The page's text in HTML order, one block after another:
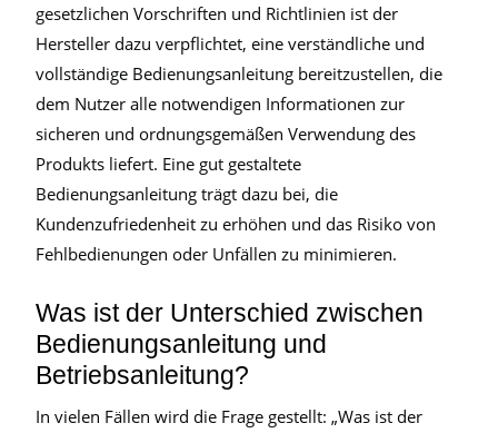
gesetzlichen Vorschriften und Richtlinien ist der
Hersteller dazu verpflichtet, eine verständliche und
vollständige Bedienungsanleitung bereitzustellen, die
dem Nutzer alle notwendigen Informationen zur
sicheren und ordnungsgemäßen Verwendung des
Produkts liefert. Eine gut gestaltete
Bedienungsanleitung trägt dazu bei, die
Kundenzufriedenheit zu erhöhen und das Risiko von
Fehlbedienungen oder Unfällen zu minimieren.
Was ist der Unterschied zwischen
Bedienungsanleitung und
Betriebsanleitung?
In vielen Fällen wird die Frage gestellt: „Was ist der